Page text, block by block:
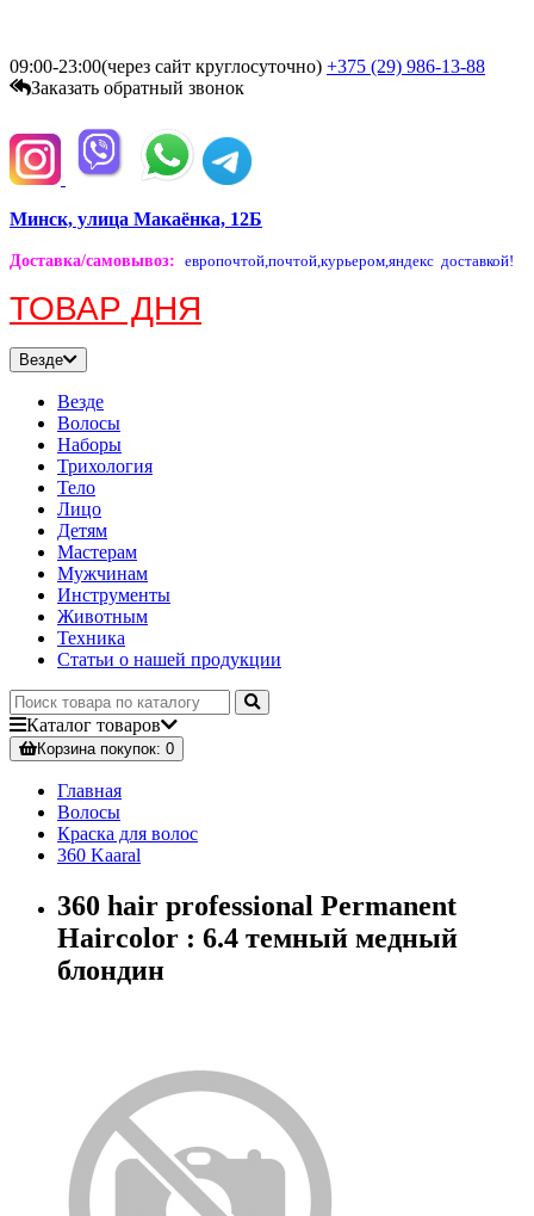
09:00-23:00(через сайт круглосуточно) +375 (29) 986-13-88
Заказать обратный звонок
Минск, улица Макаёнка, 12Б
Доставка/самовывоз: европочтой,почтой,курьером,яндекс доставкой!
ТОВАР ДНЯ
Везде
Везде
Волосы
Наборы
Трихология
Тело
Лицо
Детям
Мастерам
Мужчинам
Инструменты
Животным
Техника
Статьи о нашей продукции
Каталог товаров
Корзинапокупок: 0
Главная
Волосы
Краска для волос
360 Kaaral
360 hair professional Permanent
Haircolor : 6.4 темный медный
блондин